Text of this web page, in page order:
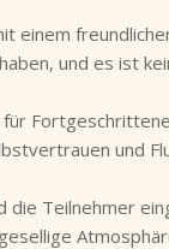
einem
und es ist
und
die Teilnehmer